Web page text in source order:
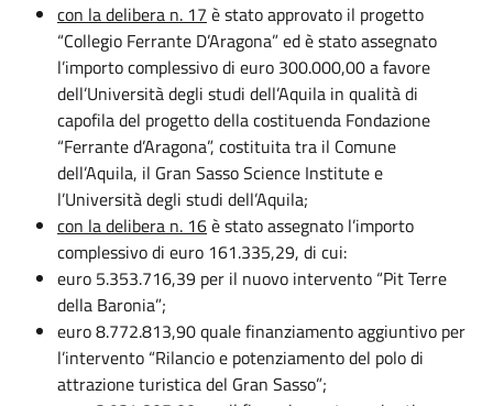
con la delibera n. 17 è stato approvato il progetto
“Collegio Ferrante D’Aragona” ed è stato assegnato
l’importo complessivo di euro 300.000,00 a favore
dell’Università degli studi dell’Aquila in qualità di
capofila del progetto della costituenda Fondazione
“Ferrante d’Aragona”, costituita tra il Comune
dell’Aquila, il Gran Sasso Science Institute e
l’Università degli studi dell’Aquila;
con la delibera n. 16è stato assegnato l’importo
complessivo di euro 161.335,29, di cui:
euro 5.353.716,39 per il nuovo intervento “Pit Terre
della Baronia”;
euro 8.772.813,90 quale finanziamento aggiuntivo per
l’intervento “Rilancio e potenziamento del polo di
attrazione turistica del Gran Sasso”;